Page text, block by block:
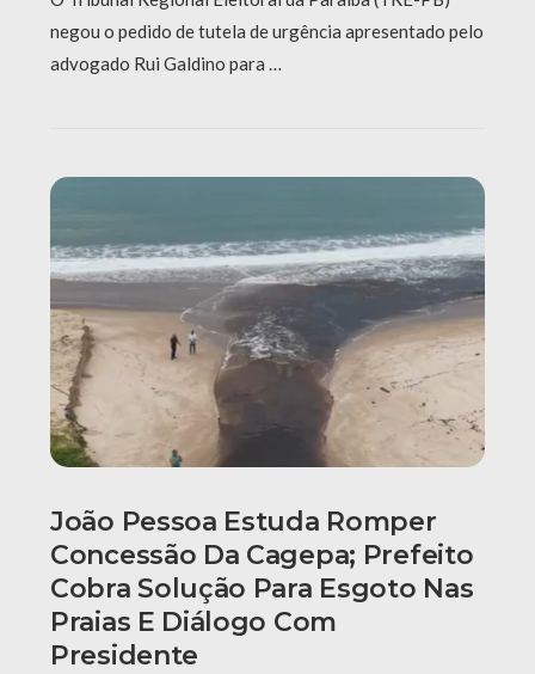
negou o pedido de tutela de urgência apresentado pelo
advogado Rui Galdino para …
João Pessoa Estuda Romper
Concessão Da Cagepa; Prefeito
Cobra Solução Para Esgoto Nas
Praias E Diálogo Com
Presidente